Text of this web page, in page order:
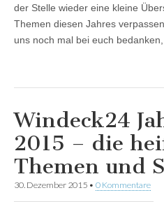
der Stelle wieder eine kleine
Themen diesen Jahres
uns noch mal bei euch
Windeck24
2015 – die
Themen und
30. Dezember 2015 • 0 Kommentare